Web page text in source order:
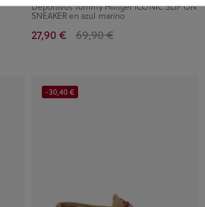
Deportivos Tommy Hilfiger ICONIC SLIP ON
SNEAKER en azul marino
27,90 € 69,90 €
-30,40 €